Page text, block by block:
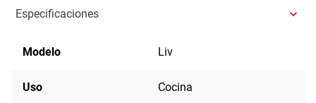
Especificaciones
Modelo Liv
Uso Cocina